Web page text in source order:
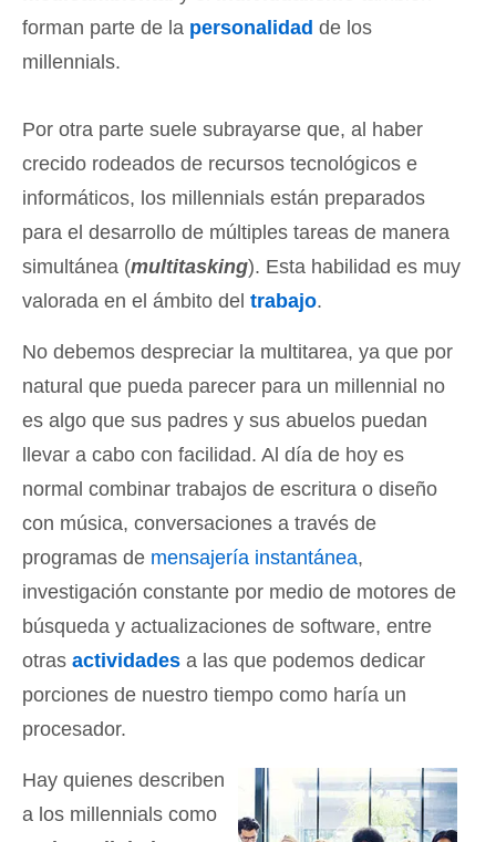
forman parte de la personalidad de los
millennials.
Por otra parte suele subrayarse que, al haber
crecido rodeados de recursos tecnológicos e
informáticos, los millennials están preparados
para el desarrollo de múltiples tareas de manera
simultánea (multitasking). Esta habilidad es muy
valorada en el ámbito del trabajo.
No debemos despreciar la multitarea, ya que por
natural que pueda parecer para un millennial no
es algo que sus padres y sus abuelos puedan
llevar a cabo con facilidad. Al día de hoy es
normal combinar trabajos de escritura o diseño
con música, conversaciones a través de
programas de mensajería instantánea,
investigación constante por medio de motores de
búsqueda y actualizaciones de software, entre
otras actividades a las que podemos dedicar
porciones de nuestro tiempo como haría un
procesador.
Hay quienes describen
a los millennials como